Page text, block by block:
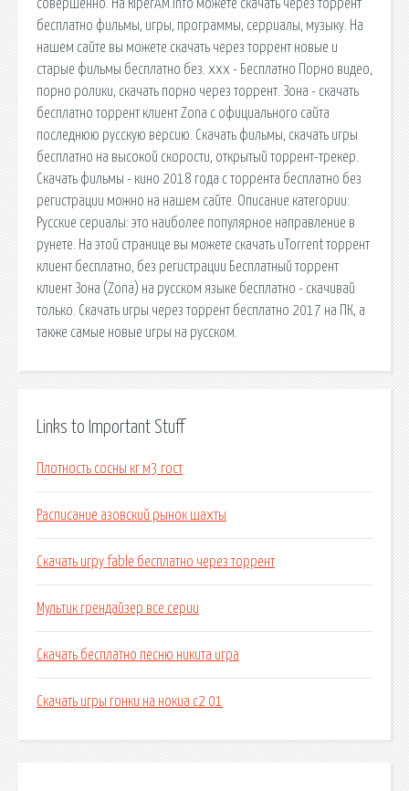
Links to Important Stuff
Плотность сосны кг м3 гост
Расписание азовский рынок шахты
Скачать игру fable бесплатно через торрент
Мультик грендайзер все серии
Скачать бесплатно песню никита игра
Скачать игры гонки на нокиа с2 01